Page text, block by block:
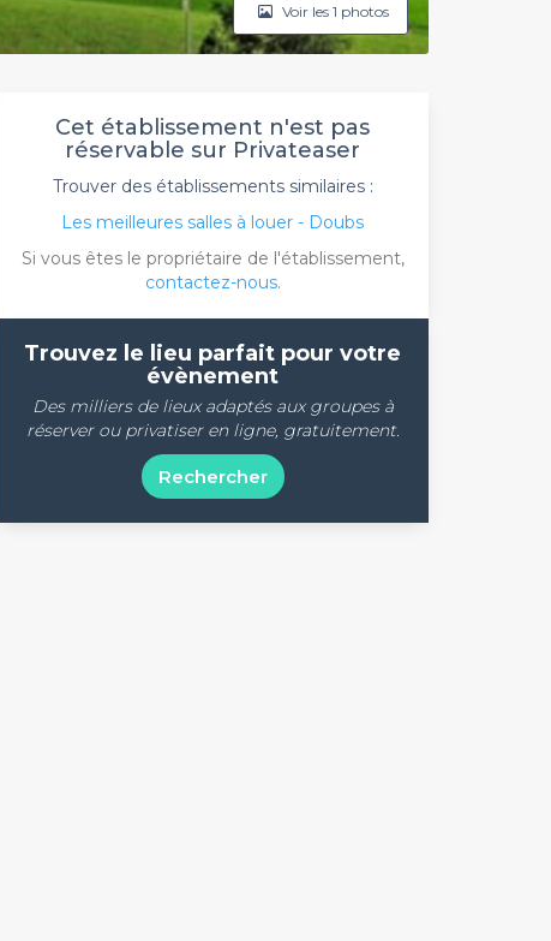
Voir les 1 photos
Cet établissement n'est pas
réservable sur Privateaser
Trouver des établissements similaires :
Les meilleures salles à louer - Doubs
Si vous êtes le propriétaire de l'établissement,
contactez-nous.
Trouvez le lieu parfait pour votre
évènement
Des milliers de lieux adaptés aux groupes à
réserver ou privatiser en ligne, gratuitement.
Rechercher